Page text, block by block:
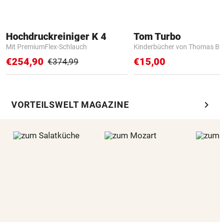
Hochdruckreiniger K 4
Mit PremiumFlex-Schlauch
€254,90 €374,99
Tom Turbo
Kinderbücher von Thomas
€15,00
VORTEILSWELT MAGAZINE chevron_right